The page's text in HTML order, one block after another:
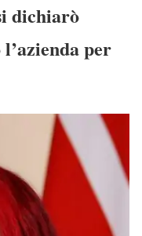
dichiarò
per